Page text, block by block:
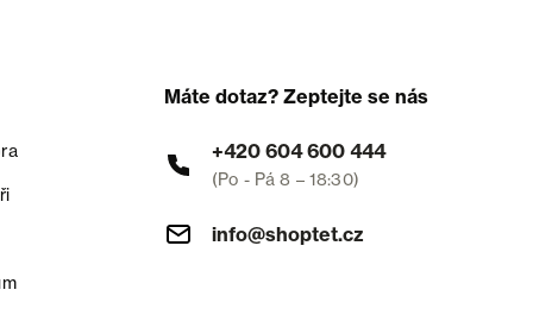
Máte dotaz? Zeptejte se nás
+420 604 600 444
(Po - Pá 8 – 18:30)
info@shoptet.cz